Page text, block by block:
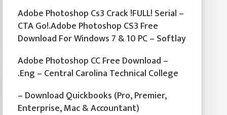
Adobe Photoshop Cs3 Crack !FULL! Serial –
CTA Go!.Adobe Photoshop CS3 Free
Download For Windows 7 & 10 PC – Softlay
Adobe Photoshop CC Free Download –
.Eng – Central Carolina Technical College
– Download Quickbooks (Pro, Premier,
Enterprise, Mac & Accountant)